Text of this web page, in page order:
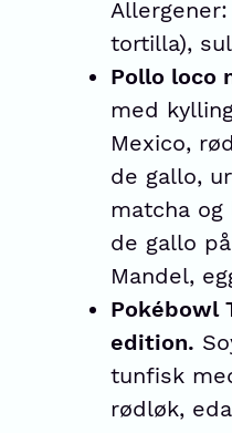
tortilla),
Pollo loco
med
Mexico,
de gallo,
matcha og
de gallo
Mandel,
Pokébowl
edition.
tunfisk
rødløk,